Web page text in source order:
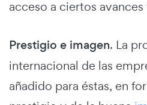
acceso a ciertos
Prestigio e imagen. La
internacional de las
añadido para éstas, en